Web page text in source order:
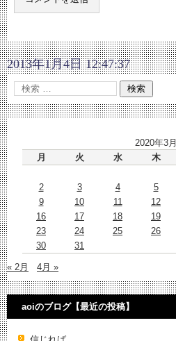
2013年1月4日 12:47:37
2020年3月
月
火 水 木
2
3 4 5
9
10 11 12
16
17 18 19
23
24 25 26
30
31
« 2月 4月 »
aoiのブログ【最近の投稿】